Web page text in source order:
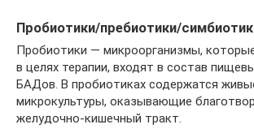
Пробиотики/пребиотики/
Пробиотики — микроорганизмы,
в целях терапии, входят в состав
БАДов. В пробиотиках содержатся
микрокультуры, оказывающие
желудочно-кишечный тракт.